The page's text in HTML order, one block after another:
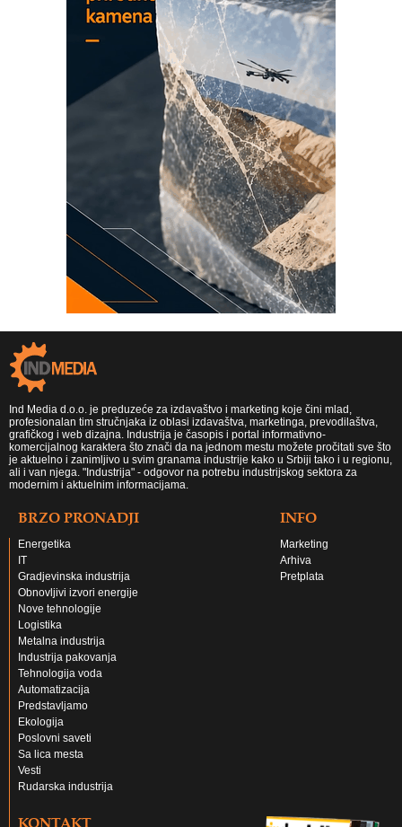
Ind Media d.o.o. je preduzeće za izdavaštvo i marketing koje čini mlad,
profesionalan tim stručnjaka iz oblasi izdavaštva, marketinga, prevodilaštva,
grafičkog i web dizajna. Industrija je časopis i portal informativno-
komercijalnog karaktera što znači da na jednom mestu možete pročitati sve što
je aktuelno i zanimljivo u svim granama industrije kako u Srbiji tako i u regionu,
ali i van njega. "Industrija" - odgovor na potrebu industrijskog sektora za
modernim i aktuelnim informacijama.
BRZO PRONADJI
Energetika
IT
Gradjevinska industrija
Obnovljivi izvori energije
Nove tehnologije
Logistika
Metalna industrija
Industrija pakovanja
Tehnologija voda
Automatizacija
Predstavljamo
Ekologija
Poslovni saveti
Sa lica mesta
Vesti
Rudarska industrija
INFO
Marketing
Arhiva
Pretplata
KONTAKT